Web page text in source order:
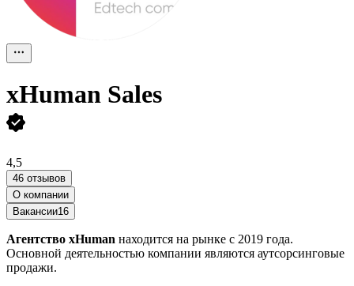
xHuman Sales
4,5
46 отзывов
О компании
Вакансии16
Агентство xHuman находится на рынке с 2019 года.
Основной деятельностью компании являются аутсорсинговые
продажи.